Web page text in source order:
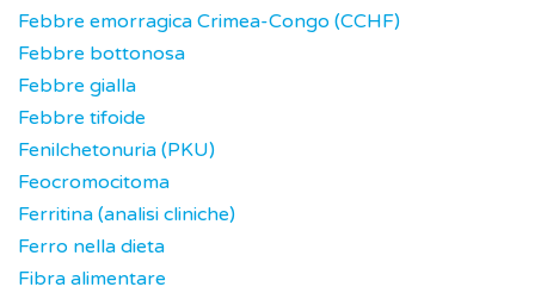
Febbre emorragica Crimea-Congo (CCHF)
Febbre bottonosa
Febbre gialla
Febbre tifoide
Fenilchetonuria (PKU)
Feocromocitoma
Ferritina (analisi cliniche)
Ferro nella dieta
Fibra alimentare